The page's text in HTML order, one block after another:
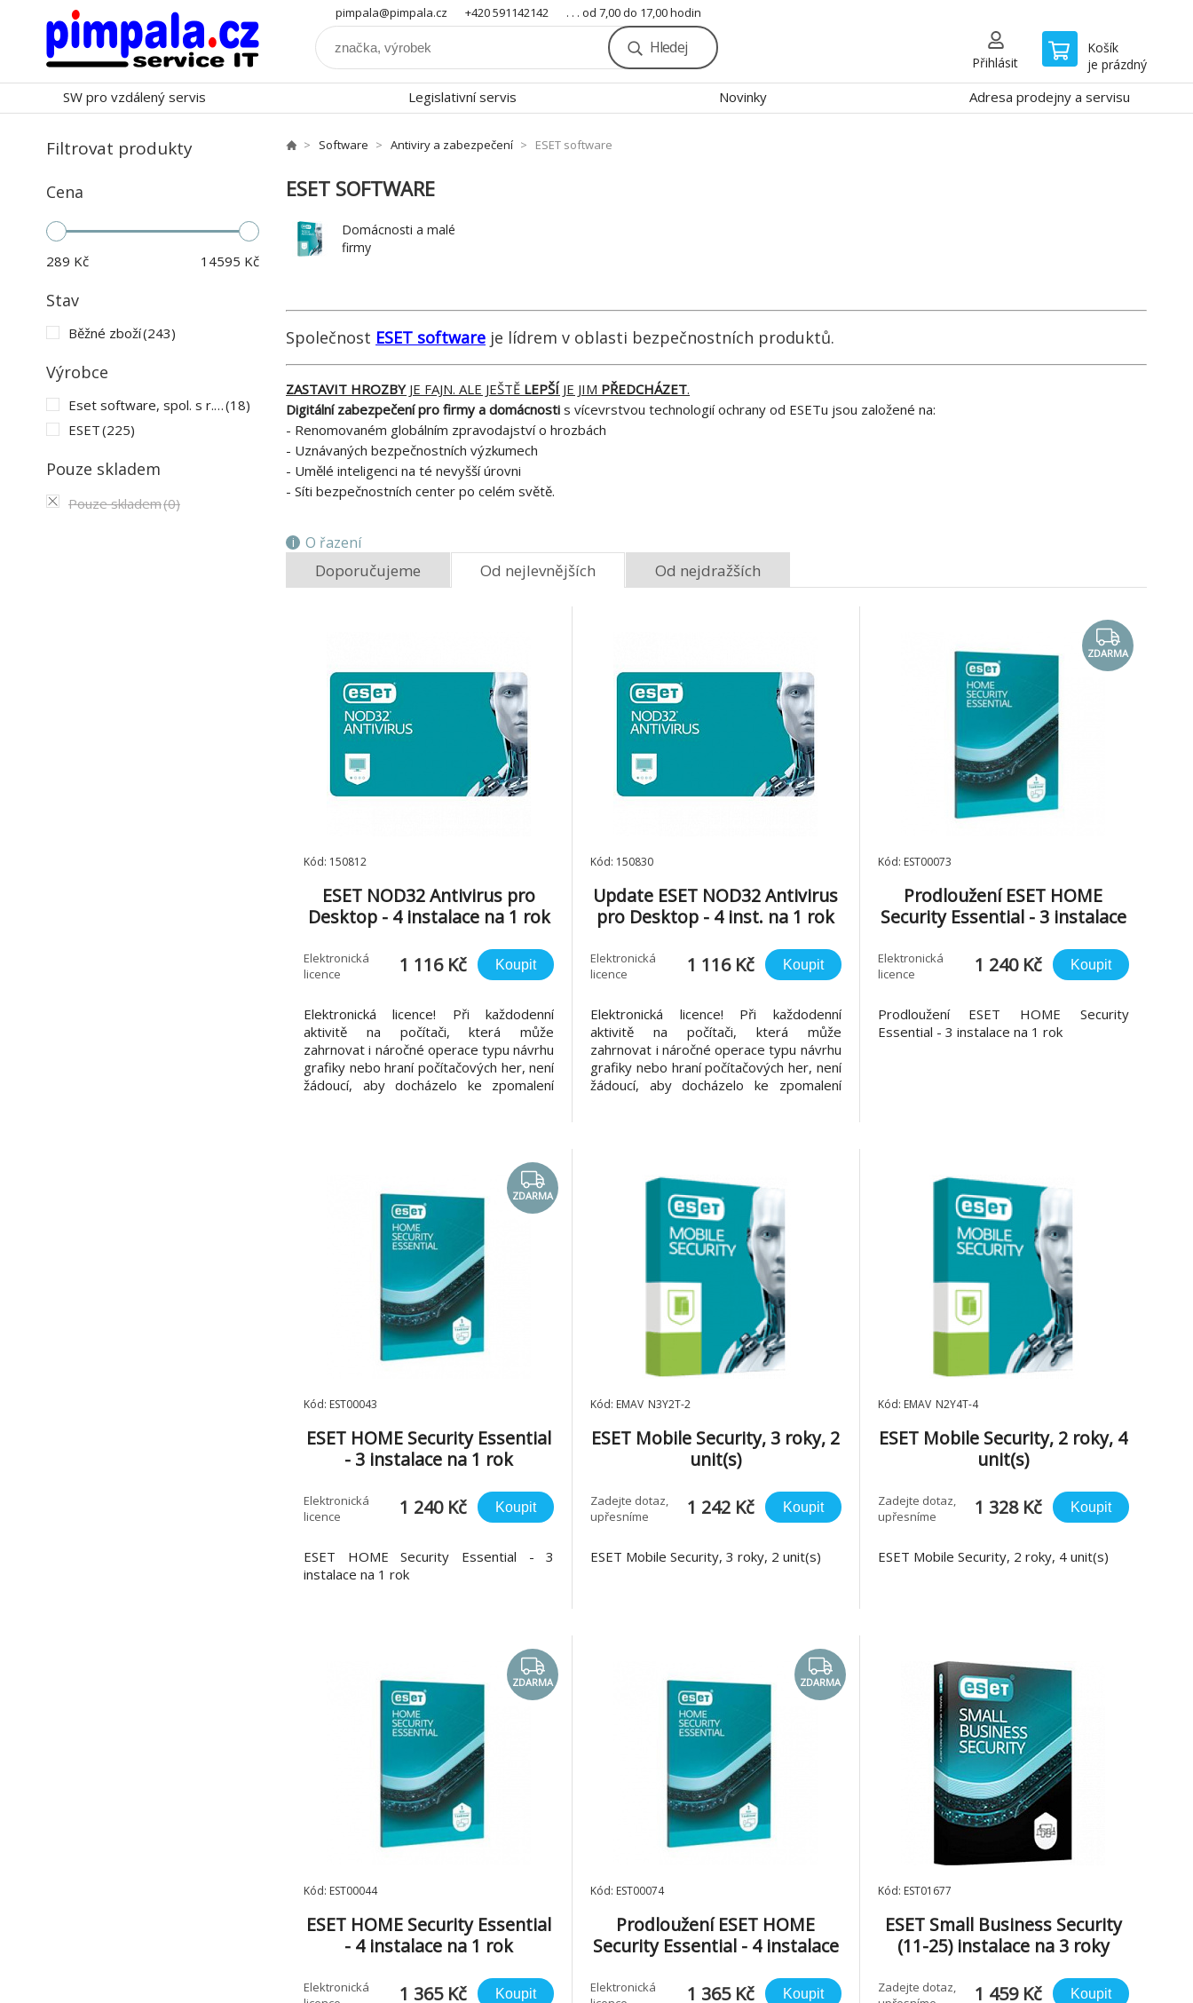
pimpala@pimpala.cz +420 591142142 . . . od 7,00 do 17,00 hodin
Hledej
Přihlásit
Košík
je prázdný
SW pro vzdálený servis Legislativní servis Novinky Adresa prodejny a servisu
Filtrovat produkty
Cena
289 Kč 14595 Kč
Stav
Běžné zboží(243)
Výrobce
Eset software, spol. s r.o.(18)
ESET(225)
Pouze skladem
Pouze skladem(0)
Software Antiviry a zabezpečení ESET software
ESET SOFTWARE
Domácnosti a malé
firmy
Společnost ESET software je lídrem v oblasti bezpečnostních produktů.
ZASTAVIT HROZBYJE FAJN. ALE JEŠTĚ LEPŠÍ JE JIM PŘEDCHÁZET.
Digitální zabezpečení pro firmy a domácnosti s vícevrstvou technologií ochrany od ESETu jsou založené na:
- Renomovaném globálním zpravodajství o hrozbách
- Uznávaných bezpečnostních výzkumech
- Umělé inteligenci na té nevyšší úrovni
- Síti bezpečnostních center po celém světě.
O řazení
Doporučujeme Od nejlevnějších Od nejdražších
Kód: 150812
ESET NOD32 Antivirus pro
Desktop - 4 instalace na 1 rok
Elektronická
licence
1 116 Kč Koupit
Elektronická licence! Při každodenní
aktivitě na počítači, která může
zahrnovat i náročné operace typu návrhu
grafiky nebo hraní počítačových her, není
žádoucí, aby docházelo ke zpomalení
Kód: 150830
Update ESET NOD32 Antivirus
pro Desktop - 4 inst. na 1 rok
Elektronická
licence
1 116 Kč Koupit
Elektronická licence! Při každodenní
aktivitě na počítači, která může
zahrnovat i náročné operace typu návrhu
grafiky nebo hraní počítačových her, není
žádoucí, aby docházelo ke zpomalení
ZDARMA
Kód: EST00073
Prodloužení ESET HOME
Security Essential - 3 instalace
Elektronická
licence
1 240 Kč Koupit
Prodloužení ESET HOME Security
Essential - 3 instalace na 1 rok
ZDARMA
Kód: EST00043
ESET HOME Security Essential
- 3 instalace na 1 rok
Elektronická
licence
1 240 Kč Koupit
ESET HOME Security Essential - 3
instalace na 1 rok
Kód: EMAV_N3Y2T-2
ESET Mobile Security, 3 roky, 2
unit(s)
Zadejte dotaz,
upřesníme
1 242 Kč Koupit
ESET Mobile Security, 3 roky, 2 unit(s)
Kód: EMAV_N2Y4T-4
ESET Mobile Security, 2 roky, 4
unit(s)
Zadejte dotaz,
upřesníme
1 328 Kč Koupit
ESET Mobile Security, 2 roky, 4 unit(s)
ZDARMA
Kód: EST00044
ESET HOME Security Essential
- 4 instalace na 1 rok
Elektronická
1 365 Kč Koupit
ZDARMA
Kód: EST00074
Prodloužení ESET HOME
Security Essential - 4 instalace
Elektronická
1 365 Kč Koupit
Kód: EST01677
ESET Small Business Security
(11-25) instalace na 3 roky
Zadejte dotaz,
1 459 Kč Koupit